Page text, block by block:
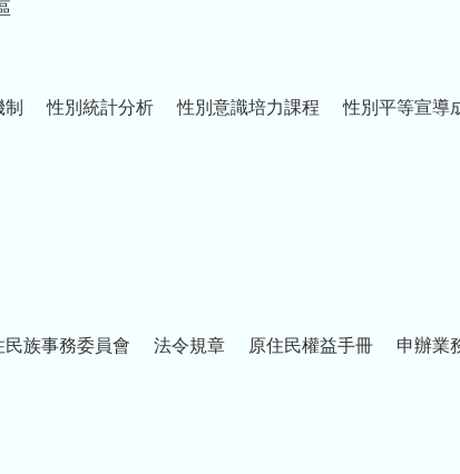
性別統計分析 性別意識培力課程 性別平等宣導
族事務委員會 法令規章 原住民權益手冊 申辦業